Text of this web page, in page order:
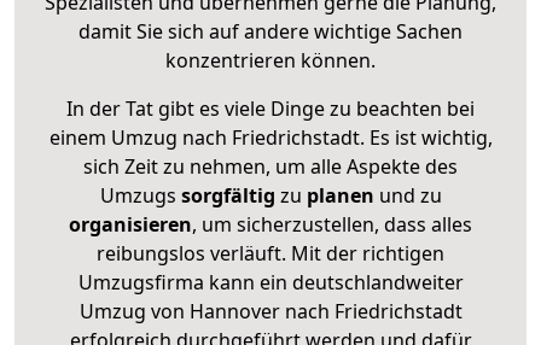
damit Sie sich auf andere wichtige Sachen
konzentrieren können.
In der Tat gibt es viele Dinge zu beachten bei
einem Umzug nach Friedrichstadt. Es ist wichtig,
sich Zeit zu nehmen, um alle Aspekte des
Umzugs sorgfältig zu planen und zu
organisieren, um sicherzustellen, dass alles
reibungslos verläuft. Mit der richtigen
Umzugsfirma kann ein deutschlandweiter
Umzug von Hannover nach Friedrichstadt